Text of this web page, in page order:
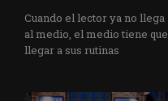
Cuando el lector ya no llega
al medio, el medio tiene que
llegar a sus rutinas